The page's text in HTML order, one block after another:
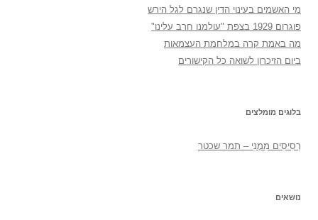
מי האשמים בעינוי הדין שנגרם לגל הירש
פוגרום 1929 בצפת "עולמנו חרב עלינו"
מה באמת קרה במלחמת העצמאות
ביום הזיכרון לשואה כל הקישורים
בלוגים מומלצים
רְסִיסִים מִמֶנִי – תמר שכטר
נושאים